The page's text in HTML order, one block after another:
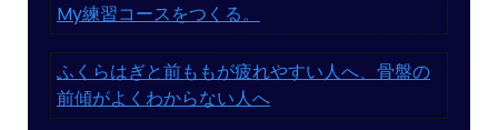
My練習コースをつくる。
ふくらはぎと前ももが疲れやすい人へ、骨盤の
前傾がよくわからない人へ